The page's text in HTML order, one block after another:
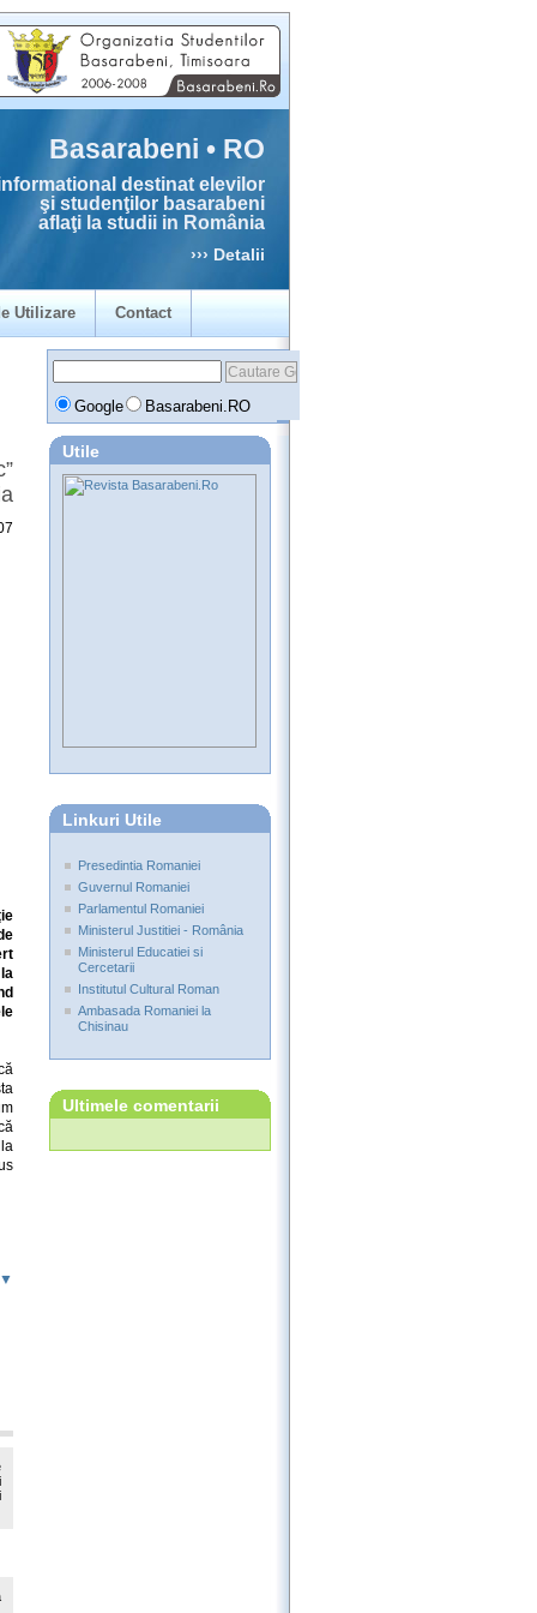
Basarabeni • RO
destinat elevilor
şi studenţilor basarabeni
aflaţi la studii in România
››› Detalii
Utilizare Contact
Google Basarabeni.RO
Utile
Linkuri Utile
Presedintia Romaniei
Guvernul Romaniei
Parlamentul Romaniei
Ministerul Justitiei - România
Ministerul Educatiei si
Cercetarii
Institutul Cultural Roman
Ambasada Romaniei la
Chisinau
Ultimele comentarii